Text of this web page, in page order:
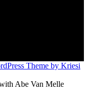
Theme by Kriesi
Abe Van Melle